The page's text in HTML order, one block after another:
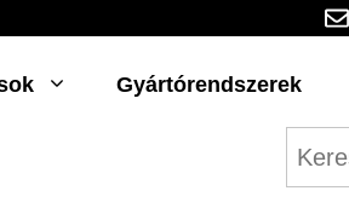
Gyártórendszerek